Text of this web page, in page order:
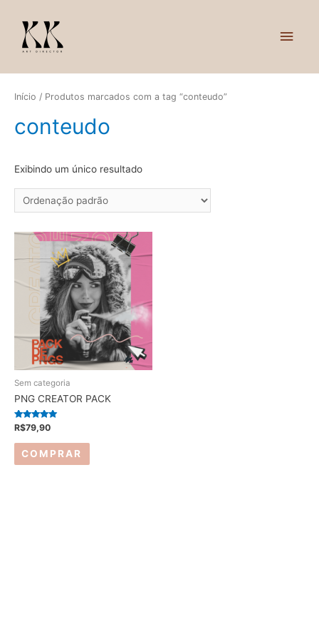
Início / Produtos marcados com a tag “conteudo”
conteudo
Exibindo um único resultado
Sem categoria
PNG CREATOR PACK
Avaliação
5.00
de 5
R$79,90
COMPRAR